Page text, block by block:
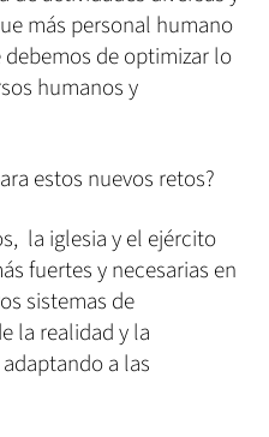
más personal humano
de optimizar lo
humanos y
estos nuevos retos?
la iglesia y el ejército
fuertes y necesarias en
sistemas de
la realidad y la
a las